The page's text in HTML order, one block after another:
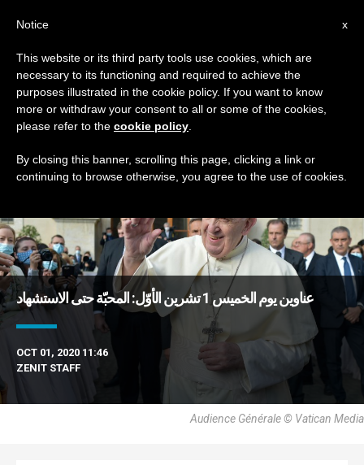
DAY
October 1st, 2020
DERNIÈRES NOUVELLES
عناوين يوم الخميس 1 تشرين الأوّل: المحبّة حتى الاستشهاد
OCT 01, 2020 11:46
ZENIT STAFF
Audience Générale © Vatican Media
x
Notice
This website or its third party tools use cookies, which are
necessary to its functioning and required to achieve the
purposes illustrated in the cookie policy. If you want to know
more or withdraw your consent to all or some of the cookies,
please refer to the cookie policy
By closing this banner, scrolling this page, clicking a link or
continuing to browse otherwise, you agree to the use of cookies.